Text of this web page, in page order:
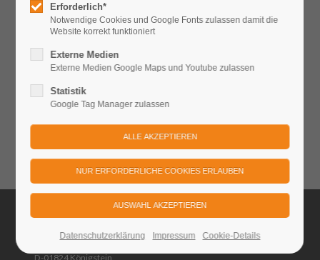
Erforderlich*
Notwendige Cookies und Google Fonts zulassen damit die
Website korrekt funktioniert
Externe Medien
Externe Medien Google Maps und Youtube zulassen
Statistik
Google Tag Manager zulassen
Datenschutzerklärung Impressum Cookie-Details
AGB - Restauration Festung Königstein GmbH
(199,5 KiB)
Information:Auftragsbedingungen und
Buchungshinweise der Restauration Festung
Königstein GmbH - Stand: 01.01.2024
Kontakt
D-01824 Königstein